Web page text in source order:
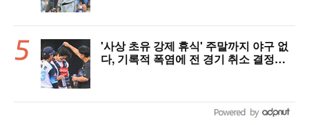
'사상 초유 강제 휴식' 주말까지 야구 없
다, 기록적 폭염에 전 경기 취소 결정…1